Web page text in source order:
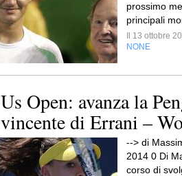
prossimo
principali
Il 13 ottobre
NONE
Us Open: avanza la
vincente di Errani –
--> di
2014 0 Di
corso di